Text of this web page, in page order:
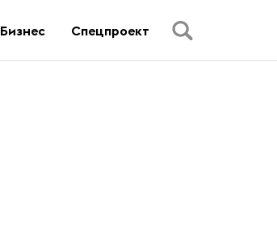
Бизнес Спецпроект